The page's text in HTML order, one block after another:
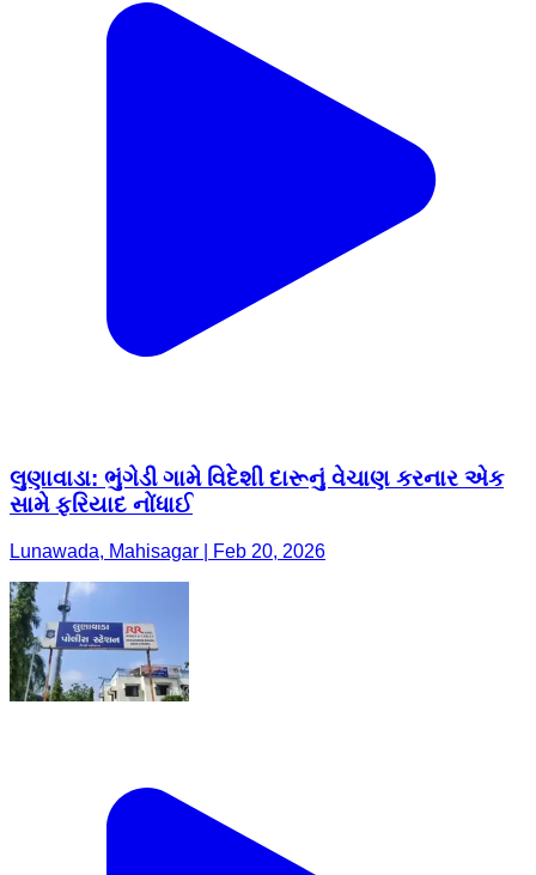
લુણાવાડા: ભુંગેડી ગામે વિદેશી દારૂનું વેચાણ કરનાર એક
સામે ફરિયાદ નોંધાઈ
Lunawada, Mahisagar | Feb 20, 2026